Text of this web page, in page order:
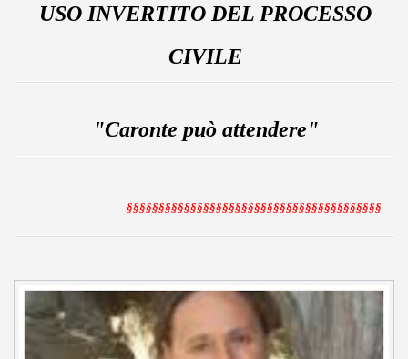
USO INVERTITO DEL PROCESSO
CIVILE
"Caronte può attendere"
§§§§§§§§§§§§§§§§§§§§§§§§§§§§§§§§§§§§§§§§